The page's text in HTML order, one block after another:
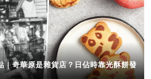
｜奇華原是雜貨店？日佔時靠光酥餅發